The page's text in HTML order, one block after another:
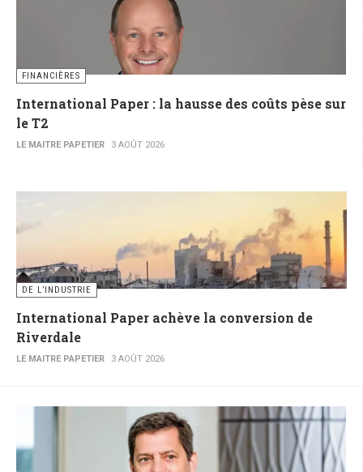
FINANCIÈRES
International Paper : la hausse des coûts pèse sur
le T2
LE MAITRE PAPETIER 3 AOÛT 2026
DE L’INDUSTRIE
International Paper achève la conversion de
Riverdale
LE MAITRE PAPETIER 3 AOÛT 2026